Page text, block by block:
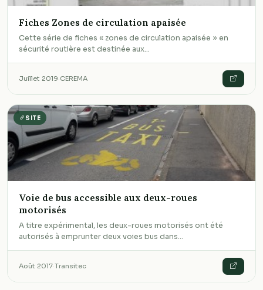
Fiches Zones de circulation apaisée
Cette série de fiches « zones de circulation apaisée » en
sécurité routière est destinée aux…
Juillet 2019·CEREMA
SITE
Voie de bus accessible aux deux-roues
motorisés
A titre expérimental, les deux-roues motorisés ont été
autorisés à emprunter deux voies bus dans…
Août 2017·Transitec